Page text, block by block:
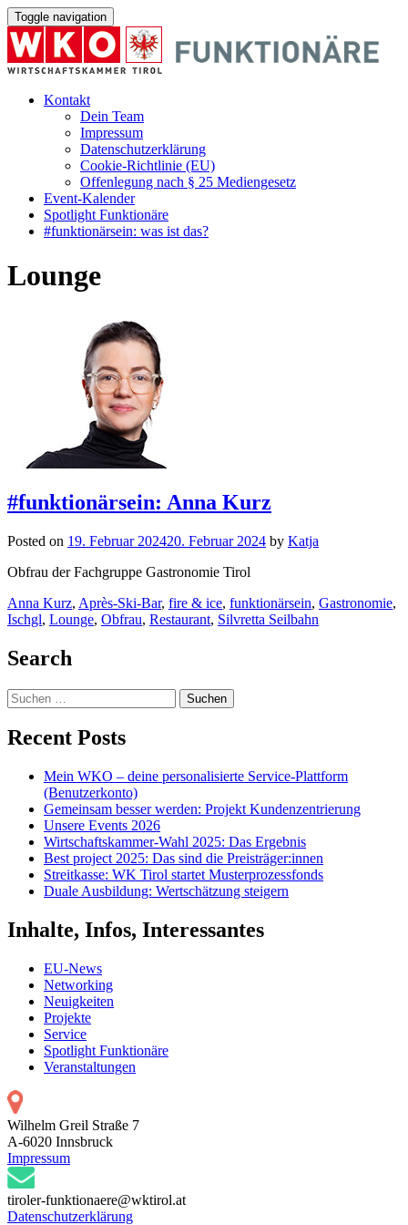
Toggle navigation
Kontakt
Dein Team
Impressum
Datenschutzerklärung
Cookie-Richtlinie (EU)
Offenlegung nach § 25 Mediengesetz
Event-Kalender
Spotlight Funktionäre
#funktionärsein: was ist das?
Lounge
#funktionärsein: Anna Kurz
Posted on 19. Februar 202420. Februar 2024 by Katja
Obfrau der Fachgruppe Gastronomie Tirol
Anna Kurz, Après-Ski-Bar, fire & ice, funktionärsein, Gastronomie,
Ischgl, Lounge, Obfrau, Restaurant, Silvretta Seilbahn
navigation
Search
Suchen
nach:
Recent Posts
Mein WKO – deine personalisierte Service-Plattform
(Benutzerkonto)
Gemeinsam besser werden: Projekt Kundenzentrierung
Unsere Events 2026
Wirtschaftskammer-Wahl 2025: Das Ergebnis
Best project 2025: Das sind die Preisträger:innen
Streitkasse: WK Tirol startet Musterprozessfonds
Duale Ausbildung: Wertschätzung steigern
Inhalte, Infos, Interessantes
EU-News
Networking
Neuigkeiten
Projekte
Service
Spotlight Funktionäre
Veranstaltungen
Wilhelm Greil Straße 7
A-6020 Innsbruck
Impressum
tiroler-funktionaere@wktirol.at
Datenschutzerklärung